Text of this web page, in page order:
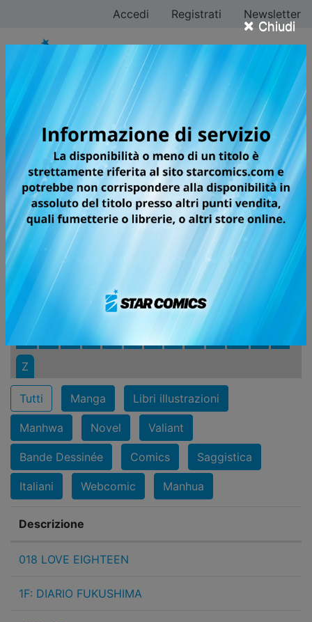
× Chiudi
Accedi Registrati Newsletter
Anteprima Fumetti.
Sfoglia on line i
fumetti StarComics
Guarda in anteprima i tuoi fumetti preferiti. Clicca sul
fumetto che ti interessa per vedere le sue
caratteristiche principali e per sfogliare on line,
gratuitamente, le prime pagine.
Tutti C D E F G H
U V
Z
Tutti Manga Libri illustrazioni
Manhwa Novel Valiant
Bande Dessinée Comics Saggistica
Italiani Webcomic Manhua
Descrizione
018 LOVE EIGHTEEN
1F: DIARIO FUKUSHIMA